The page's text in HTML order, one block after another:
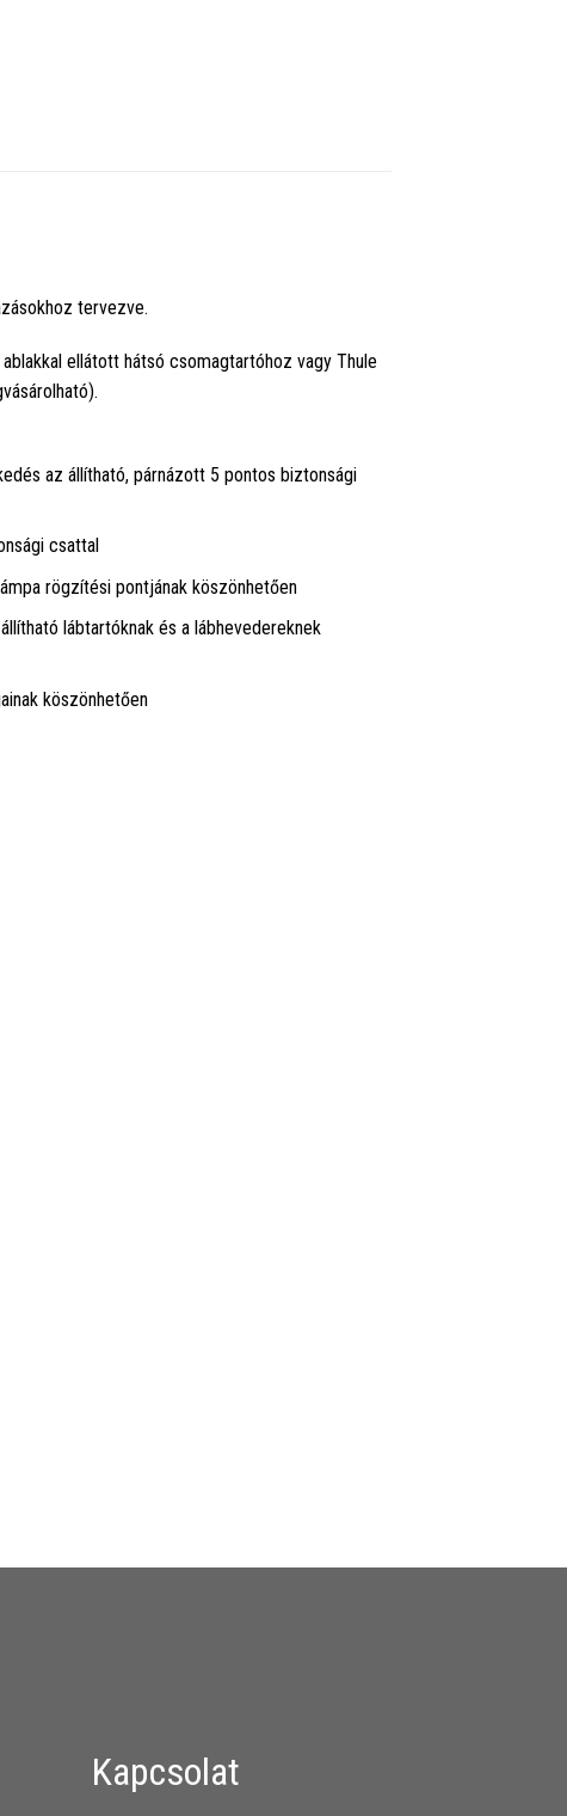
tervezve.
ellátott hátsó csomagtartóhoz vagy Thule
az állítható, párnázott 5 pontos biztonsági
csattal
rögzítési pontjának köszönhetően
lábtartóknak és a lábhevedereknek
köszönhetően
Kapcsolat